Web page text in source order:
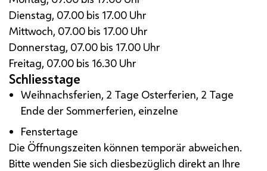
Dienstag, 07.00 bis 17.00 Uhr
Mittwoch, 07.00 bis 17.00 Uhr
Donnerstag, 07.00 bis 17.00 Uhr
Freitag, 07.00 bis 16.30 Uhr
Schliesstage
Weihnachsferien, 2 Tage Osterferien, 2 Tage
Ende der Sommerferien, einzelne
Fenstertage
Die Öffnungszeiten können temporär abweichen.
Bitte wenden Sie sich diesbezüglich direkt an Ihre